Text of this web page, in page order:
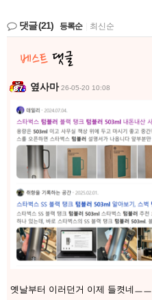
댓글(21) 등록순 최신순
옆사마 26-05-20 10:08
옛날부터 이러던거 이제 들켯네ㅡㅡ